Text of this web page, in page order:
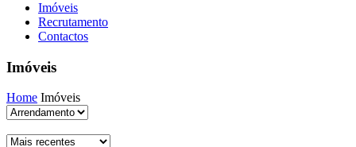
Imóveis
Recrutamento
Contactos
Imóveis
Home Imóveis